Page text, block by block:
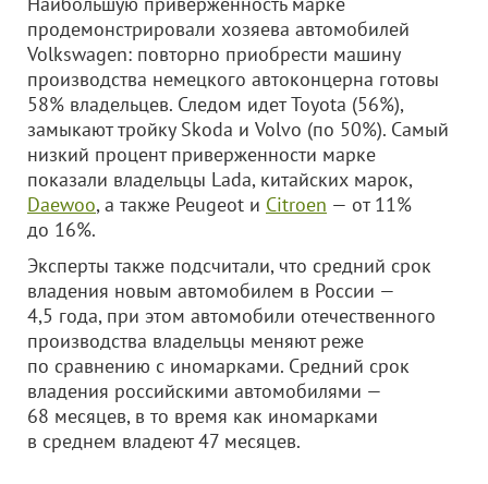
продемонстрировали хозяева автомобилей
Volkswagen: повторно приобрести машину
производства немецкого автоконцерна готовы
58% владельцев. Следом идет Toyota (56%),
замыкают тройку Skoda и Volvo (по 50%). Самый
низкий процент приверженности марке
показали владельцы Lada, китайских марок,
Daewoo, а также Peugeot и Citroen — от 11%
до 16%.
Эксперты также подсчитали, что средний срок
владения новым автомобилем в России —
4,5 года, при этом автомобили отечественного
производства владельцы меняют реже
по сравнению с иномарками. Средний срок
владения российскими автомобилями —
68 месяцев, в то время как иномарками
в среднем владеют 47 месяцев.